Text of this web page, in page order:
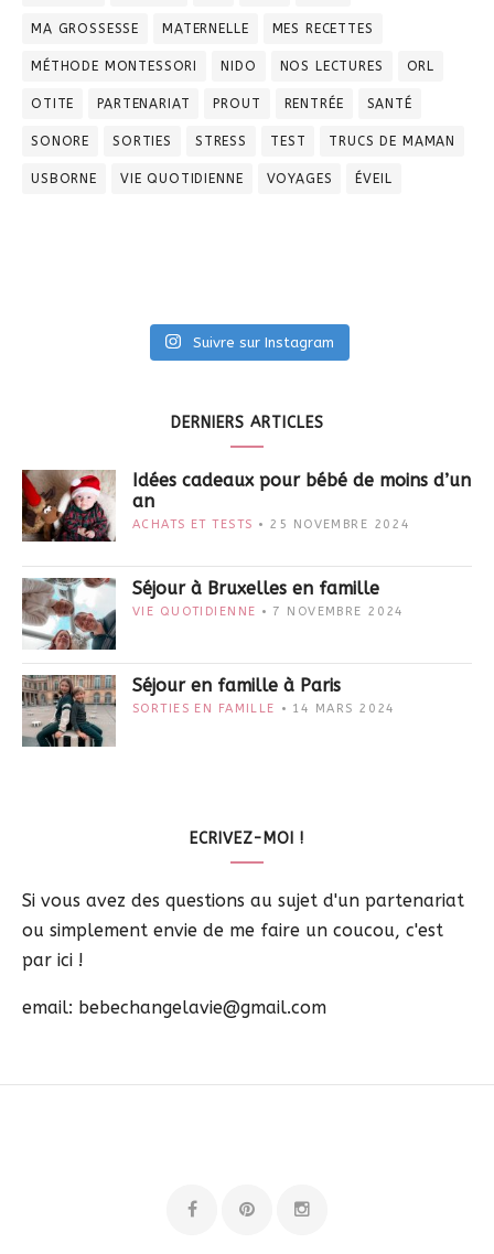
MA GROSSESSE MATERNELLE MES RECETTES
MÉTHODE MONTESSORI NIDO NOS LECTURES ORL
OTITE PARTENARIAT PROUT RENTRÉE SANTÉ
SONORE SORTIES STRESS TEST TRUCS DE MAMAN
USBORNE VIE QUOTIDIENNE VOYAGES ÉVEIL
Suivre sur Instagram
DERNIERS ARTICLES
Idées cadeaux pour bébé de moins d’un
an
ACHATS ET TESTS 25 NOVEMBRE 2024
Séjour à Bruxelles en famille
VIE QUOTIDIENNE 7 NOVEMBRE 2024
Séjour en famille à Paris
SORTIES EN FAMILLE 14 MARS 2024
ECRIVEZ-MOI !
Si vous avez des questions au sujet d'un partenariat
ou simplement envie de me faire un coucou, c'est
par ici !
email: bebechangelavie@gmail.com